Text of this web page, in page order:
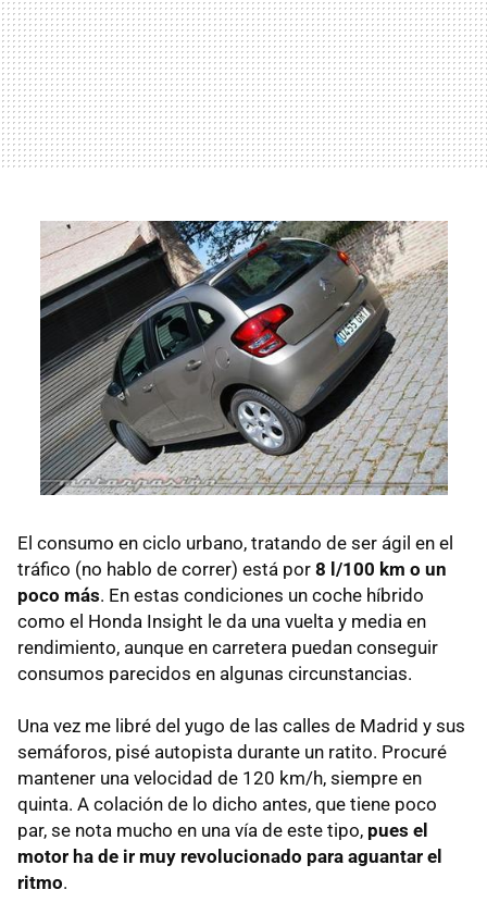
El consumo en ciclo urbano, tratando de ser ágil en el
tráfico (no hablo de correr) está por 8 l/100 km o un
poco más. En estas condiciones un coche híbrido
como el Honda Insight le da una vuelta y media en
rendimiento, aunque en carretera puedan conseguir
consumos parecidos en algunas circunstancias.
Una vez me libré del yugo de las calles de Madrid y sus
semáforos, pisé autopista durante un ratito. Procuré
mantener una velocidad de 120 km/h, siempre en
quinta. A colación de lo dicho antes, que tiene poco
par, se nota mucho en una vía de este tipo, pues el
motor ha de ir muy revolucionado para aguantar el
ritmo.